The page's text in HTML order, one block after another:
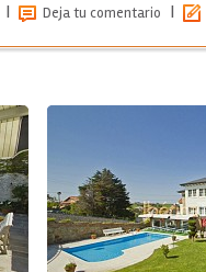
| Deja tu comentario |